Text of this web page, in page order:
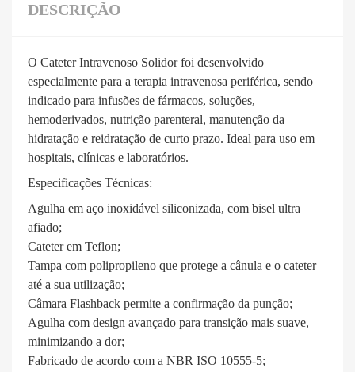
DESCRIÇÃO
O Cateter Intravenoso Solidor foi desenvolvido
especialmente para a terapia intravenosa periférica, sendo
indicado para infusões de fármacos, soluções,
hemoderivados, nutrição parenteral, manutenção da
hidratação e reidratação de curto prazo. Ideal para uso em
hospitais, clínicas e laboratórios.
Especificações Técnicas:
Agulha em aço inoxidável siliconizada, com bisel ultra
afiado;
Cateter em Teflon;
Tampa com polipropileno que protege a cânula e o cateter
até a sua utilização;
Câmara Flashback permite a confirmação da punção;
Agulha com design avançado para transição mais suave,
minimizando a dor;
Fabricado de acordo com a NBR ISO 10555-5;